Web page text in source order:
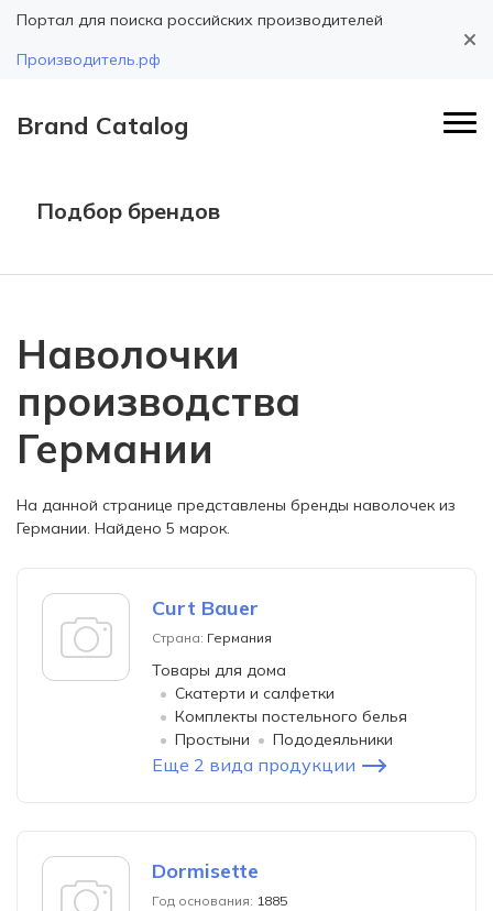
Портал для поиска российских производителей
Производитель.рф
Brand Catalog
Подбор брендов
Наволочки
производства
Германии
На данной странице представлены бренды наволочек из
Германии. Найдено 5 марок.
Curt Bauer
Страна: Германия
Товары для дома
Скатерти и салфетки
Комплекты постельного белья
Простыни
Пододеяльники
Еще 2 вида продукции
Dormisette
Год основания: 1885